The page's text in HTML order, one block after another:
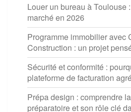
Louer un bureau à Toulouse
marché en 2026
Programme immobilier avec
Construction : un projet
Sécurité et conformité :
plateforme de facturation
Prépa design : comprendre
préparatoire et son rôle clé